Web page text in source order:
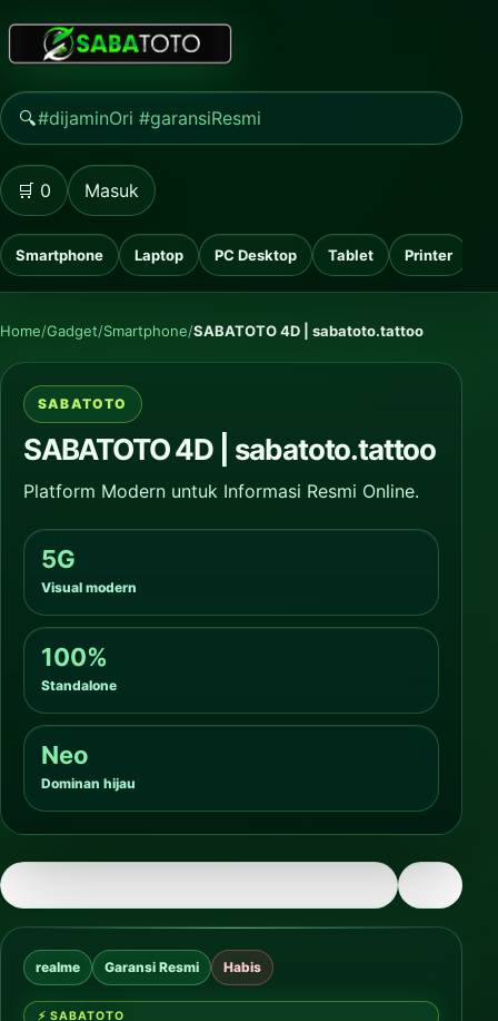
🔍
🛒 0 Masuk
Smartphone Laptop PC Desktop Tablet Printer
Home/Gadget/Smartphone/SABATOTO 4D | sabatoto.tattoo
SABATOTO
SABATOTO 4D | sabatoto.tattoo
Platform Modern untuk Informasi Resmi Online.
5G
Visual modern
100%
Standalone
Neo
Dominan hijau
realme Garansi Resmi Habis